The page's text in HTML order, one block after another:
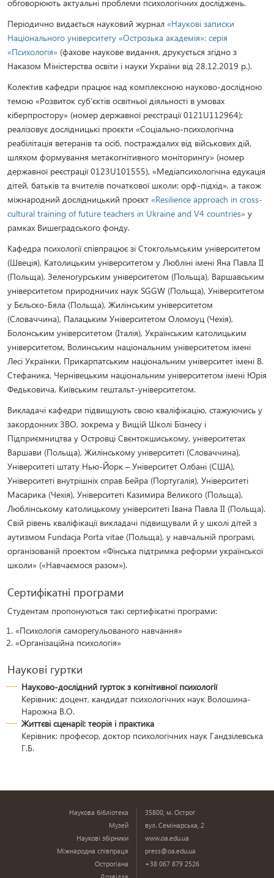
обговорюють актуальні проблеми психологічних досліджень.
Періодично видається науковий журнал «Наукові записки
Національного університету «Острозька академія»: серія
«Психологія» (фахове наукове видання, друкується згідно з
Наказом Міністерства освіти і науки України від 28.12.2019 р.).
Колектив кафедри працює над комплексною науково-дослідною
темою «Розвиток суб’єктів освітньої діяльності в умовах
кіберпростору» (номер державної реєстрації 0121U112964);
реалізовує дослідницькі проєкти «Соціально-психологічна
реабілітація ветеранів та осіб, постраждалих від військових дій,
шляхом формування метакогнітивного моніторингу» (номер
державної реєстрації 0123U101555), «Медіапсихологічна едукація
дітей, батьків та вчителів початкової школи: орф-підхід», а також
міжнародний дослідницький проєкт «Resilience approach in cross-
cultural training of future teachers in Ukraine and V4 countries» у
рамках Вишеградського фонду.
Кафедра психології співпрацює зі Стокгольмським університетом
(Швеція), Католицьким університетом у Любліні імені Яна Павла ІІ
(Польща), Зеленогурським університетом (Польща), Варшавським
університетом природничих наук SGGW (Польща), Університетом
у Бєльско-Бяла (Польща), Жилінським університетом
(Словаччина), Палацьким Університетом Оломоуц (Чехія),
Болонським університетом (Італія), Українським католицьким
університетом, Волинським національним університетом імені
Лесі Українки, Прикарпатським національним університет імені В.
Стефаника, Чернівецьким національним університетом імені Юрія
Федьковича, Київським гештальт-університетом.
Викладачі кафедри підвищують свою кваліфікацію, стажуючись у
закордонних ЗВО, зокрема у Вищій Школі Бізнесу і
Підприємництва у Островці Свєнтокшиському, університетах
Варшави (Польща), Жилінському університеті (Словаччина),
Університеті штату Нью-Йорк – Університет Олбані (США),
Університеті внутрішніх справ Бейра (Португалія), Університеті
Масарика (Чехія), Університеті Казимира Великого (Польща),
Люблінському католицькому університеті Івана Павла ІІ (Польща).
Свій рівень кваліфікації викладачі підвищували й у школі дітей з
аутизмом Fundacja Porta vitae (Польща), у навчальній програмі,
організованій проектом «Фінська підтримка реформи української
школи» («Навчаємося разом»).
Сертифікатні програми
Студентам пропонуються такі сертифікатні програми:
«Психологія саморегульованого навчання»
«Організаційна психологія»
Наукові гуртки
Науково-дослідний гурток з когнітивної психології
Керівник: доцент, кандидат психологічних наук Волошина-
Нарожна В.О.
Життєві сценарії: теорія і практика
Керівник: професор, доктор психологічних наук Гандзілевська
Г.Б.
Наукова бібліотека
Музей
Наукові збірники
Міжнародна співпраця
Острогіана
Дозвілля
35800, м. Острог
вул. Семінарська, 2
www.oa.edu.ua
press@oa.edu.ua
+38 067 879 2526